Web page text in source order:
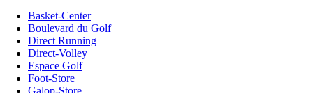
Basket-Center
Boulevard du Golf
Direct Running
Direct-Volley
Espace Golf
Foot-Store